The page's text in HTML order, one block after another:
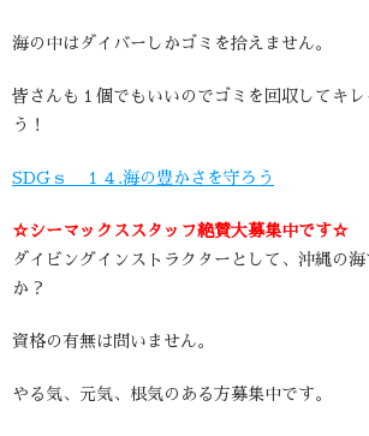
海の中はダイバーしかゴミを拾えません。
皆さんも１個でもいいのでゴミを回収してキレ
う！
SDGｓ １４.海の豊かさを守ろう
☆シーマックススタッフ絶賛大募集中です☆
ダイビングインストラクターとして、沖縄の
か？
資格の有無は問いません。
やる気、元気、根気のある方募集中です。